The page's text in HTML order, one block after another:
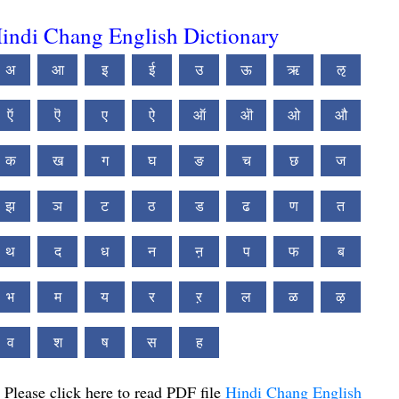
Chang English Dictionary
अ आ इ ई उ ऊ ऋ ऌ
ऍ ऎ ए ऐ ऑ ऒ ओ औ
क ख ग घ ङ च छ ज
झ ञ ट ठ ड ढ ण त
थ द ध न ऩ प फ ब
भ म य र ऱ ल ळ ऴ
व श ष स ह
Please click here to read PDF file Hindi Chang English